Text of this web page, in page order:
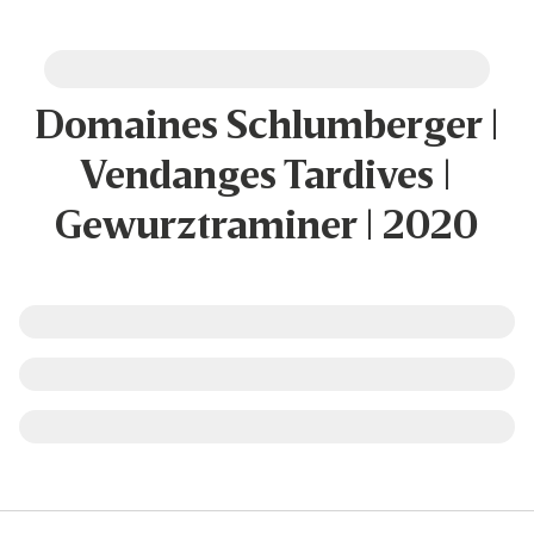
Domaines Schlumberger |
Vendanges Tardives |
Gewurztraminer | 2020